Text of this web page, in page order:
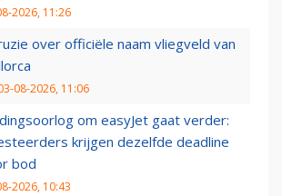
2026, 11:26
over officiële naam vliegveld van
08-2026, 11:06
om easyJet gaat verder:
krijgen dezelfde deadline
bod
2026, 10:43